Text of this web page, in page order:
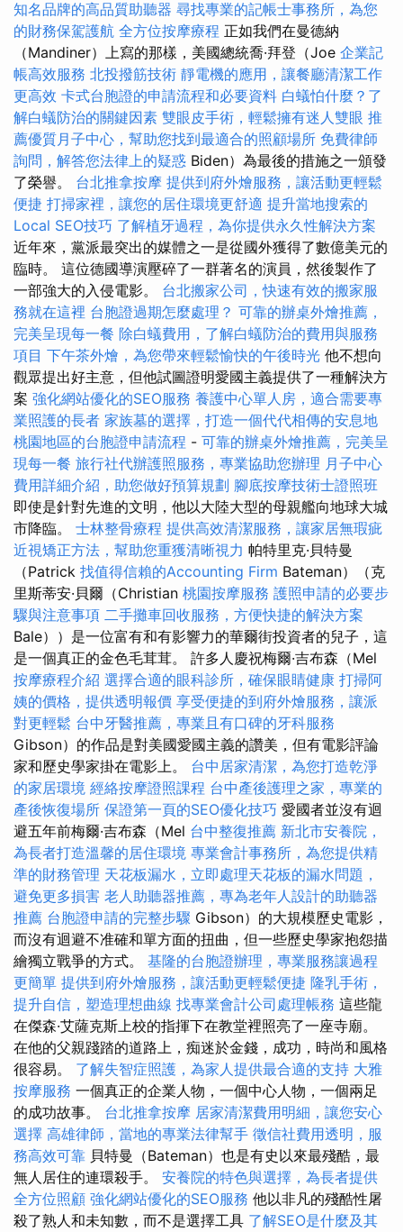
知名品牌的高品質助聽器 尋找專業的記帳士事務所，為您
的財務保駕護航 全方位按摩療程 正如我們在曼德納
（Mandiner）上寫的那樣，美國總統喬·拜登（Joe 企業記
帳高效服務 北投撥筋技術 靜電機的應用，讓餐廳清潔工作
更高效 卡式台胞證的申請流程和必要資料 白蟻怕什麼？了
解白蟻防治的關鍵因素 雙眼皮手術，輕鬆擁有迷人雙眼 推
薦優質月子中心，幫助您找到最適合的照顧場所 免費律師
詢問，解答您法律上的疑惑 Biden）為最後的措施之一頒發
了榮譽。 台北推拿按摩 提供到府外燴服務，讓活動更輕鬆
便捷 打掃家裡，讓您的居住環境更舒適 提升當地搜索的
Local SEO技巧 了解植牙過程，為你提供永久性解決方案
近年來，黨派最突出的媒體之一是從國外獲得了數億美元的
臨時。 這位德國導演壓碎了一群著名的演員，然後製作了
一部強大的入侵電影。 台北搬家公司，快速有效的搬家服
務就在這裡 台胞證過期怎麼處理？ 可靠的辦桌外燴推薦，
完美呈現每一餐 除白蟻費用，了解白蟻防治的費用與服務
項目 下午茶外燴，為您帶來輕鬆愉快的午後時光 他不想向
觀眾提出好主意，但他試圖證明愛國主義提供了一種解決方
案 強化網站優化的SEO服務 養護中心單人房，適合需要專
業照護的長者 家族墓的選擇，打造一個代代相傳的安息地
桃園地區的台胞證申請流程 - 可靠的辦桌外燴推薦，完美呈
現每一餐 旅行社代辦護照服務，專業協助您辦理 月子中心
費用詳細介紹，助您做好預算規劃 腳底按摩技術士證照班
即使是針對先進的文明，他以大陸大型的母親艦向地球大城
市降臨。 士林整骨療程 提供高效清潔服務，讓家居無瑕疵
近視矯正方法，幫助您重獲清晰視力 帕特里克·貝特曼
（Patrick 找值得信賴的Accounting Firm Bateman）（克
里斯蒂安·貝爾（Christian 桃園按摩服務 護照申請的必要步
驟與注意事項 二手攤車回收服務，方便快捷的解決方案
Bale））是一位富有和有影響力的華爾街投資者的兒子，這
是一個真正的金色毛茸茸。 許多人慶祝梅爾·吉布森（Mel
按摩療程介紹 選擇合適的眼科診所，確保眼睛健康 打掃阿
姨的價格，提供透明報價 享受便捷的到府外燴服務，讓派
對更輕鬆 台中牙醫推薦，專業且有口碑的牙科服務
Gibson）的作品是對美國愛國主義的讚美，但有電影評論
家和歷史學家掛在電影上。 台中居家清潔，為您打造乾淨
的家居環境 經絡按摩證照課程 台中產後護理之家，專業的
產後恢復場所 保證第一頁的SEO優化技巧 愛國者並沒有迴
避五年前梅爾·吉布森（Mel 台中整復推薦 新北市安養院，
為長者打造溫馨的居住環境 專業會計事務所，為您提供精
準的財務管理 天花板漏水，立即處理天花板的漏水問題，
避免更多損害 老人助聽器推薦，專為老年人設計的助聽器
推薦 台胞證申請的完整步驟 Gibson）的大規模歷史電影，
而沒有迴避不准確和單方面的扭曲，但一些歷史學家抱怨描
繪獨立戰爭的方式。 基隆的台胞證辦理，專業服務讓過程
更簡單 提供到府外燴服務，讓活動更輕鬆便捷 隆乳手術，
提升自信，塑造理想曲線 找專業會計公司處理帳務 這些龍
在傑森·艾薩克斯上校的指揮下在教堂裡照亮了一座寺廟。
在他的父親踐踏的道路上，痴迷於金錢，成功，時尚和風格
很容易。 了解失智症照護，為家人提供最合適的支持 大雅
按摩服務 一個真正的企業人物，一個中心人物，一個兩足
的成功故事。 台北推拿按摩 居家清潔費用明細，讓您安心
選擇 高雄律師，當地的專業法律幫手 徵信社費用透明，服
務高效可靠 貝特曼（Bateman）也是有史以來最殘酷，最
無人居住的連環殺手。 安養院的特色與選擇，為長者提供
全方位照顧 強化網站優化的SEO服務 他以非凡的殘酷性屠
殺了熟人和未知數，而不是選擇工具 了解SEO是什麼及其